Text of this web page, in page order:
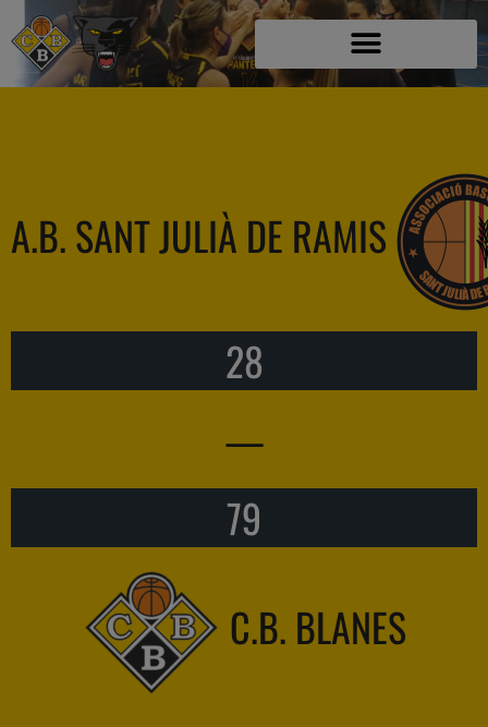
A.B. SANT JULIÀ DE RAMIS
28
—
79
C.B. BLANES